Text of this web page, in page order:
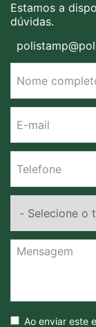
Estamos a
dúvidas.
Ao enviar este